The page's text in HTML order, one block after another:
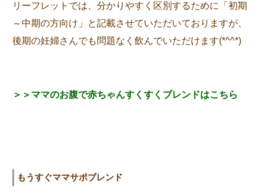
リーフレットでは、分かりやすく区別するために「初期
～中期の方向け」と記載させていただいておりますが、
後期の妊婦さんでも問題なく飲んでいただけます(*^^*)
＞＞ママのお腹で赤ちゃんすくすくブレンドはこちら
もうすぐママサポブレンド